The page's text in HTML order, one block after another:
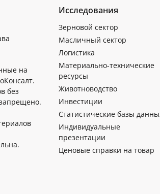
на
без
Исследования
Зерновой сектор
Масличный сектор
Логистика
Материально-технические
ресурсы
Животноводство
Инвестиции
Статистические базы
Индивидуальные
презентации
Ценовые справки на товар